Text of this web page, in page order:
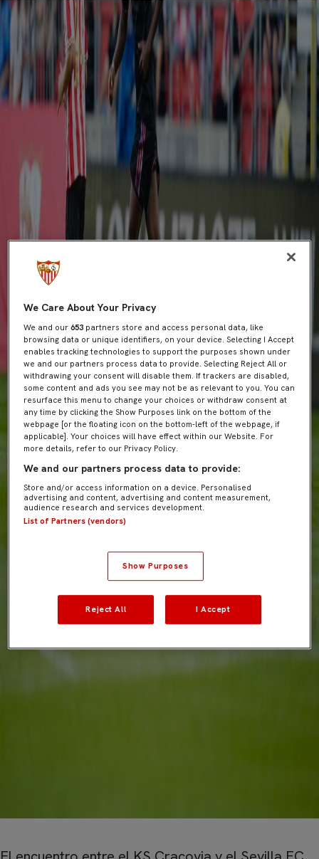
We Care About Your Privacy
We and our653 partners store and access personal data, like
browsing data or unique identifiers, on your device. Selecting I Accept
enables tracking technologies to support the purposes shown under
we and our partners process data to provide. Selecting Reject All or
withdrawing your consent will disable them. If trackers are disabled,
some content and ads you see may not be as relevant to you. You can
resurface this menu to change your choices or withdraw consent at
any time by clicking the Show Purposes link on the bottom of the
webpage [or the floating icon on the bottom-left of the webpage, if
applicable]. Your choices will have effect within our Website. For
more details, refer to our Privacy Policy.
We and our partners process data to provide:
Store and/or access information on a device. Personalised
advertising and content, advertising and content measurement,
audience research and services development.
List of Partners (vendors)
Show Purposes
Reject All I Accept